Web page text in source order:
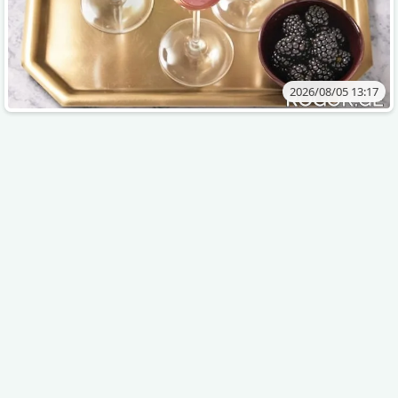
2026/08/05 13:17